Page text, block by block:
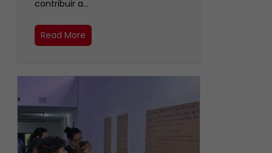
contribuir a…
Read More